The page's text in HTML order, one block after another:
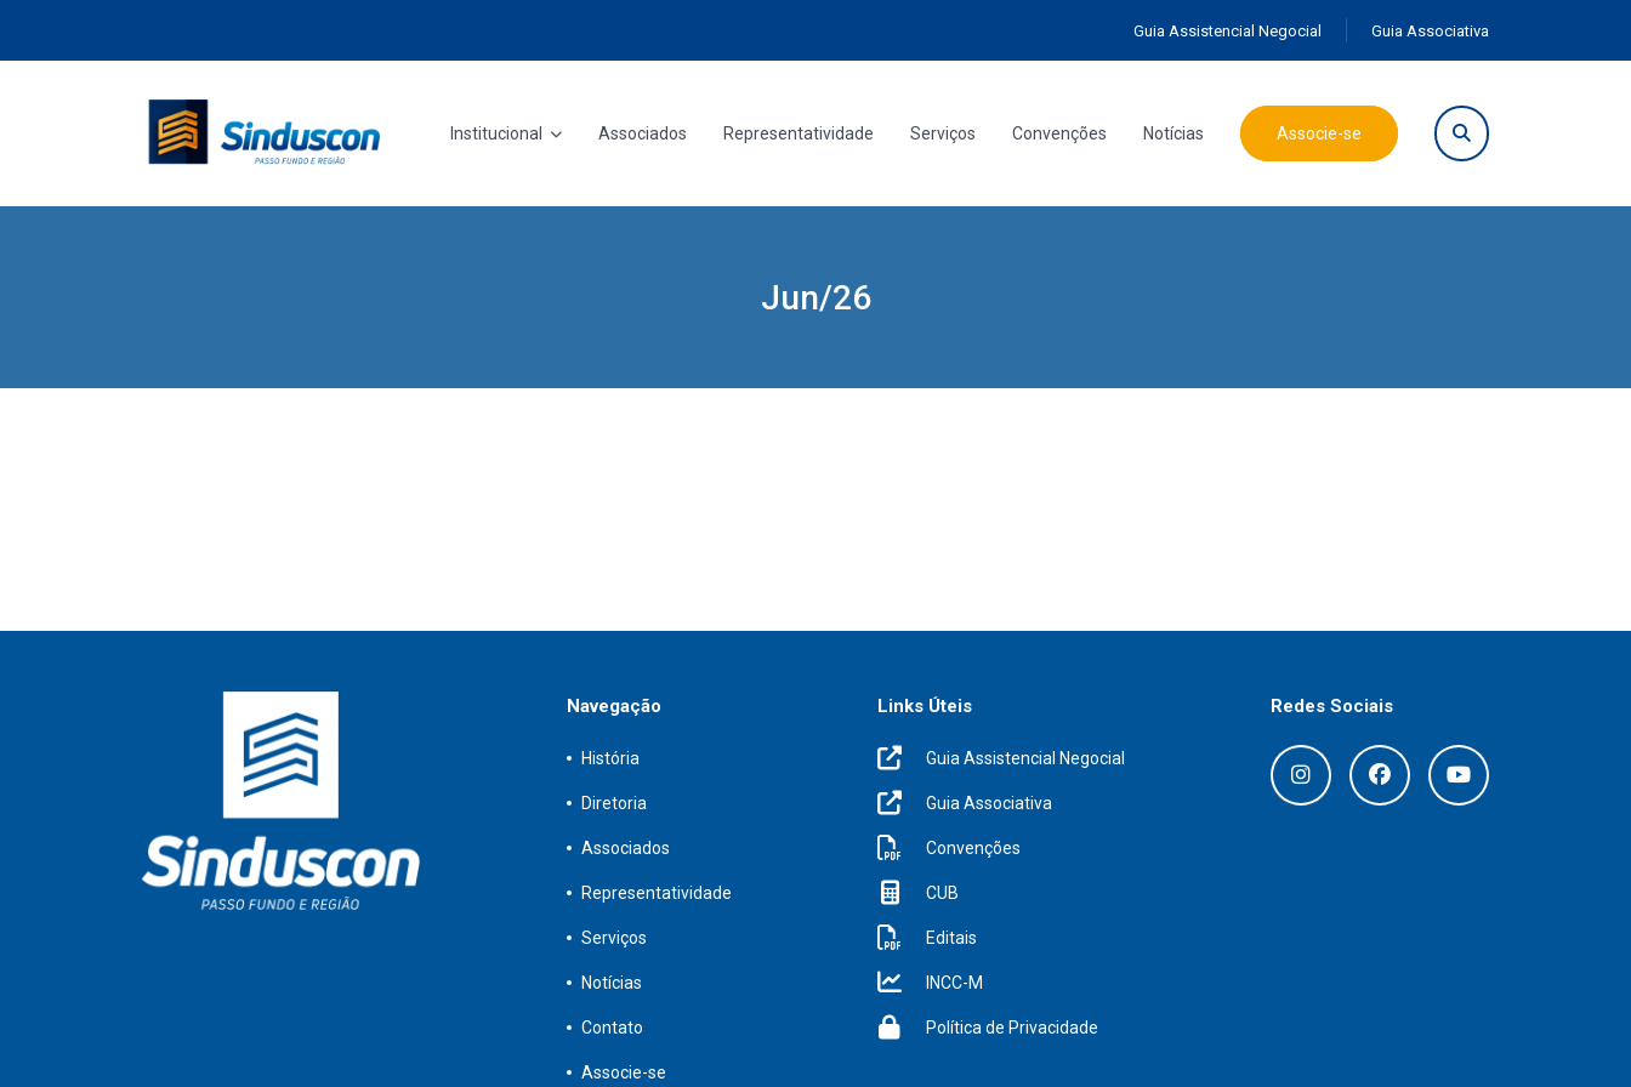
Guia Assistencial Negocial Guia Associativa
Institucional Associados Representatividade Serviços Convenções Notícias Associe-se
Jun/26
Navegação
História
Diretoria
Associados
Representatividade
Serviços
Notícias
Contato
Associe-se
Links Úteis
Guia Assistencial Negocial
Guia Associativa
Convenções
CUB
Editais
INCC-M
Política de Privacidade
Redes Sociais